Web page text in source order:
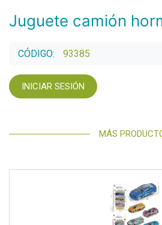
Juguete camión
CÓDIGO: 93385
INICIAR SESIÓN
MÁS